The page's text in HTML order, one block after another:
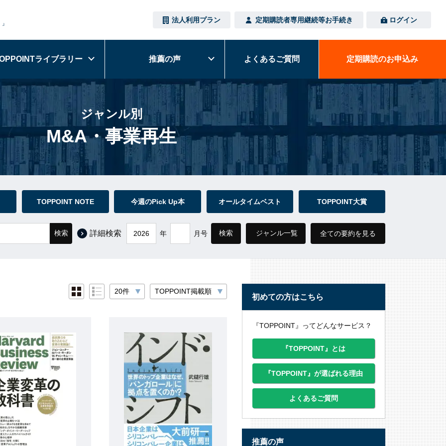
法人利用プラン 定期購読者専用継続等お手続き ログイン
ライブラリー 推薦の声 よくあるご質問 定期購読のお申込み
ジャンル別
M&A・事業再生
TOPPOINT NOTE 今週のPick Up本 オールタイムベスト TOPPOINT大賞
検索 詳細検索 年 月号 検索 ジャンル一覧 全ての要約を見る
初めての方はこちら
『TOPPOINT』ってどんなサービス？
『TOPPOINT』とは
『TOPPOINT』が選ばれる理由
よくあるご質問
推薦の声